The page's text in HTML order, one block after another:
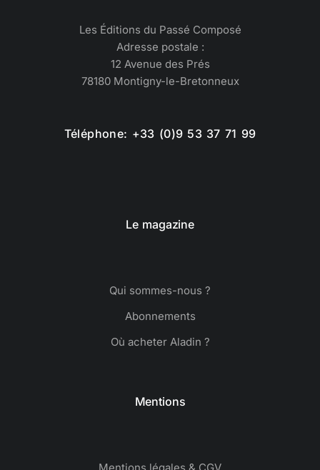
Les Éditions du Passé Composé
Adresse postale :
12 Avenue des Prés
78180 Montigny-le-Bretonneux
Téléphone: +33 (0)9 53 37 71 99
Le magazine
Qui sommes-nous ?
Abonnements
Où acheter Aladin ?
Mentions